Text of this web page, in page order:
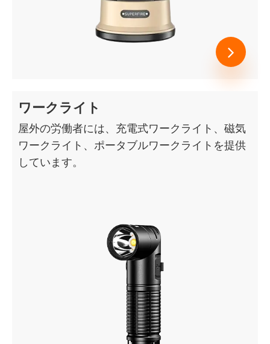
ワークライト
屋外の労働者には、充電式ワークライト、磁気
ワークライト、ポータブルワークライトを提供
しています。